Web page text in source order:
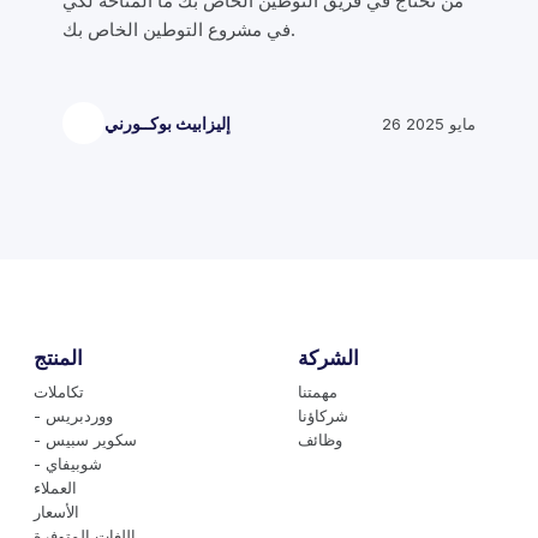
في مشروع التوطين الخاص بك.
إليزابيث بوكــورني 26 مايو 2025
المنتج
تكاملات
- ووردبريس
- سكوير سبيس
- شوبيفاي
العملاء
الأسعار
الشركة
مهمتنا
شركاؤنا
وظائف